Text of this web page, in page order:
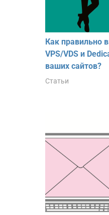
Как правильно
VPS/VDS и
ваших сайтов?
Статьи